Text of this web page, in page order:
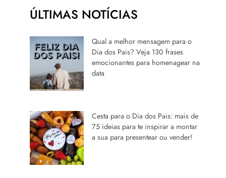
ÚLTIMAS NOTÍCIAS
Qual a melhor mensagem para o
Dia dos Pais? Veja 130 frases
emocionantes para homenagear na
data
Cesta para o Dia dos Pais: mais de
75 ideias para te inspirar a montar
a sua para presentear ou vender!